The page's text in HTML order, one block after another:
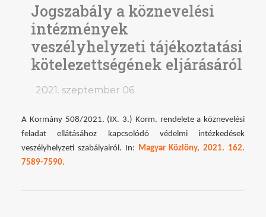
Jogszabály a köznevelési
intézmények
veszélyhelyzeti tájékoztatási
kötelezettségének eljárásáról
2021. szeptember 06.
A Kormány 508/2021. (IX. 3.) Korm. rendelete a köznevelési
feladat ellátásához kapcsolódó védelmi intézkedések
veszélyhelyzeti szabályairól. In: Magyar Közlöny, 2021. 162.
7589-7590.